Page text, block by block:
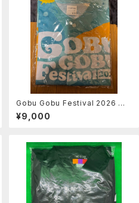
Gobu Gobu Festival 2026 ベ
ースボールシャツ
¥9,000